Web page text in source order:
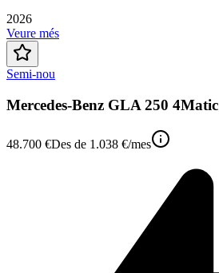
2026
Veure més
Semi-nou
Mercedes-Benz GLA 250 4Matic
48.700 €Des de 1.038 €/mes